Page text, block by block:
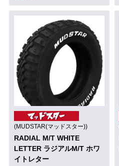
(MUDSTAR(マッドスター))
RADIAL M/T WHITE
LETTER ラジアルM/T ホワ
イトレター